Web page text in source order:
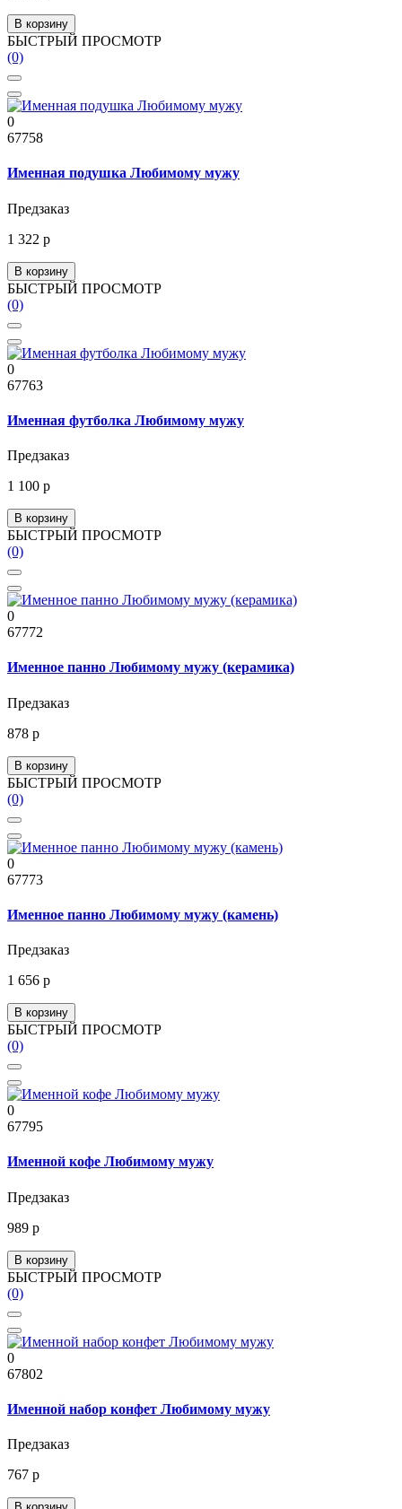
В корзину
БЫСТРЫЙ ПРОСМОТР
(0)
0
67758
Именная подушка Любимому мужу
Предзаказ
1 322 р
В корзину
БЫСТРЫЙ ПРОСМОТР
(0)
0
67763
Именная футболка Любимому мужу
Предзаказ
1 100 р
В корзину
БЫСТРЫЙ ПРОСМОТР
(0)
0
67772
Именное панно Любимому мужу (керамика)
Предзаказ
878 р
В корзину
БЫСТРЫЙ ПРОСМОТР
(0)
0
67773
Именное панно Любимому мужу (камень)
Предзаказ
1 656 р
В корзину
БЫСТРЫЙ ПРОСМОТР
(0)
0
67795
Именной кофе Любимому мужу
Предзаказ
989 р
В корзину
БЫСТРЫЙ ПРОСМОТР
(0)
0
67802
Именной набор конфет Любимому мужу
Предзаказ
767 р